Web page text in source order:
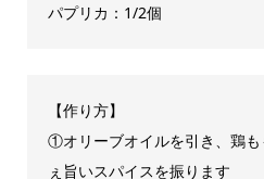
パプリカ：1/2個
【作り方】
①オリーブオイルを引き、鶏
ぇ旨いスパイスを振ります